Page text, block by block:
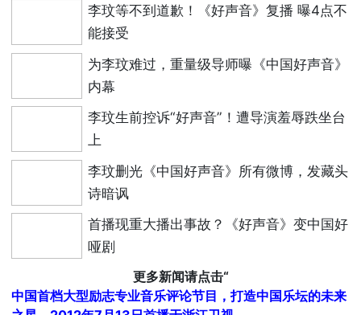
李玟等不到道歉！《好声音》复播 曝4点不
能接受
为李玟难过，重量级导师曝《中国好声音》
内幕
李玟生前控诉“好声音”！遭导演羞辱跌坐台
上
李玟删光《中国好声音》所有微博，发藏头
诗暗讽
首播现重大播出事故？《好声音》变中国好
哑剧
更多新闻请点击“
中国首档大型励志专业音乐评论节目，打造中国乐坛的未来